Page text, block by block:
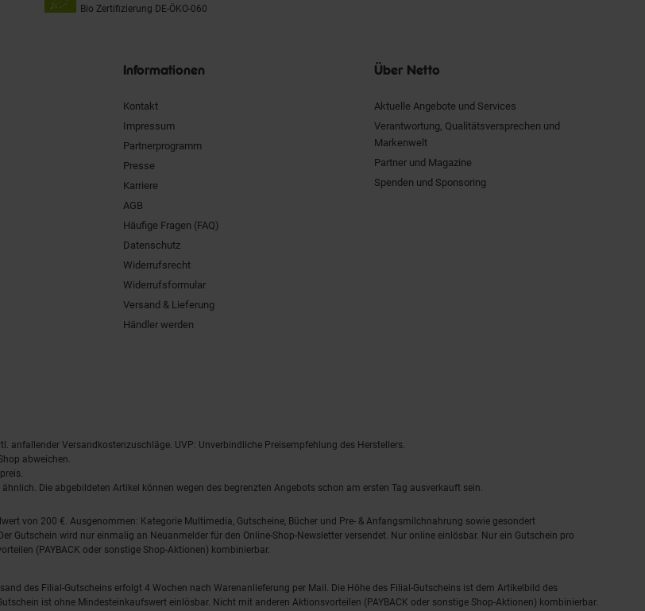
Bio Zertifizierung DE-ÖKO-060
Informationen
Kontakt
Impressum
Partnerprogramm
Presse
Karriere
AGB
Häufige Fragen (FAQ)
Datenschutz
Widerrufsrecht
Widerrufsformular
Versand & Lieferung
Händler werden
Über Netto
Aktuelle Angebote und Services
Verantwortung, Qualitätsversprechen und
Markenwelt
Partner und Magazine
Spenden und Sponsoring
anfallender Versandkostenzuschläge. UVP: Unverbindliche Preisempfehlung des Herstellers.
abweichen.
Die abgebildeten Artikel können wegen des begrenzten Angebots schon am ersten Tag ausverkauft sein.
von 200 €. Ausgenommen: Kategorie Multimedia, Gutscheine, Bücher und Pre- & Anfangsmilchnahrung sowie gesondert
Gutschein wird nur einmalig an Neuanmelder für den Online-Shop-Newsletter versendet. Nur online einlösbar. Nur ein Gutschein pro
(PAYBACK oder sonstige Shop-Aktionen) kombinierbar.
des Filial-Gutscheins erfolgt 4 Wochen nach Warenanlieferung per Mail. Die Höhe des Filial-Gutscheins ist dem Artikelbild des
ist ohne Mindesteinkaufswert einlösbar. Nicht mit anderen Aktionsvorteilen (PAYBACK oder sonstige Shop-Aktionen) kombinierbar.